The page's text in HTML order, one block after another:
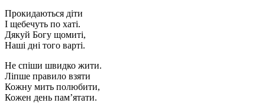
Прокидаються діти
І щебечуть по хаті.
Дякуй Богу щомиті,
Наші дні того варті.
Не спіши швидко жити.
Ліпше правило взяти
Кожну мить полюбити,
Кожен день пам’ятати.